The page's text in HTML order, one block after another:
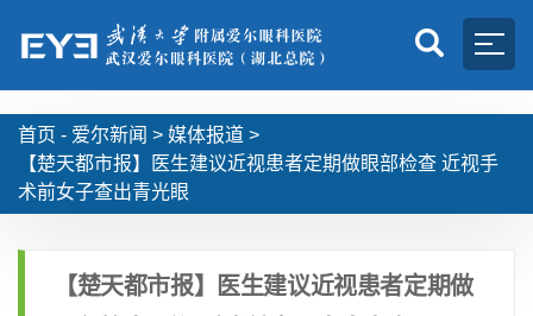
首页 - 爱尔新闻 > 媒体报道 >
【楚天都市报】医生建议近视患者定期做眼部检查 近视手
术前女子查出青光眼
【楚天都市报】医生建议近视患者定期做